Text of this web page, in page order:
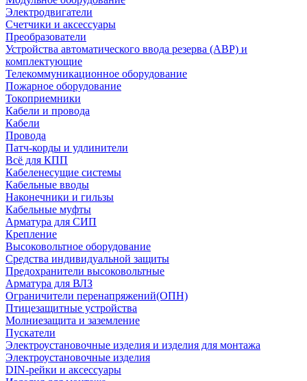
Электродвигатели
Счетчики и аксессуары
Преобразователи
Устройства автоматического ввода резерва (АВР) и
комплектующие
Телекоммуникационное оборудование
Пожарное оборудование
Токоприемники
Кабели и провода
Кабели
Провода
Патч-корды и удлинители
Всё для КПП
Кабеленесущие системы
Кабельные вводы
Наконечники и гильзы
Кабельные муфты
Арматура для СИП
Крепление
Высоковольтное оборудование
Средства индивидуальной защиты
Предохранители высоковольтные
Арматура для ВЛЗ
Ограничители перенапряжений(ОПН)
Птицезащитные устройства
Молниезащита и заземление
Пускатели
Электроустановочные изделия и изделия для монтажа
Электроустановочные изделия
DIN-рейки и аксессуары